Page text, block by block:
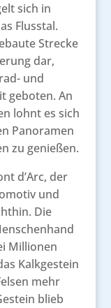
sich in
Flusstal.
Strecke
dar,
und
geboten. An
lohnt es sich
Panoramen
zu genießen.
d’Arc, der
und
Die
Millionen
Kalkgestein
mehr
blieb